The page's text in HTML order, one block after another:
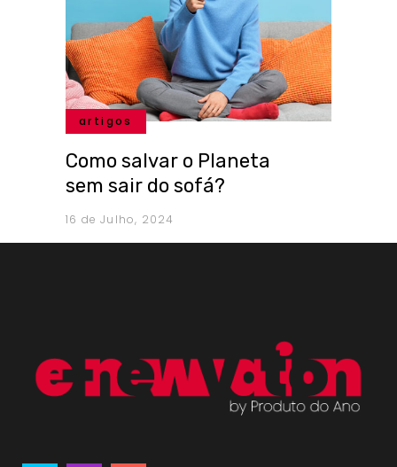
artigos
Como salvar o Planeta
sem sair do sofá?
16 de Julho, 2024